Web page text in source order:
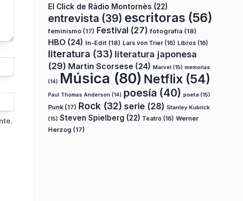
El Click de Ràdio Montornès (22)
entrevista (39) escritoras (56)
feminismo (17) Festival (27) fotografía (18)
HBO (24) In-Edit (18) Lars von Trier (16) Libros (16)
literatura (33) literatura japonesa
(29) Martin Scorsese (24) Marvel (15) memorias
(14) Música (80) Netflix (54)
Paul Thomas Anderson (14) poesía (40) poeta (15)
Punk (17) Rock (32) serie (28) Stanley Kubrick
(15) Steven Spielberg (22) Teatro (16) Werner
Herzog (17)